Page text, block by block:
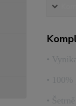
•
• 100%
•